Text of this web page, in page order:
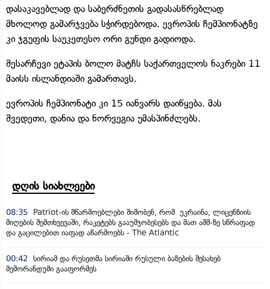
დასაკავებლად და საბერძნეთის გადასასწრებლად
მხოლოდ გამარჯვება სჭირდებოდა. ევროპის ჩემპიონატზე
კი ჯგუფის საუკეთესო ორი გუნდი გადიოდა.
შესარჩევი ეტაპის ბოლო მატჩს საქართველოს ნაკრები 11
მაისს ისლანდიაში გამართავს.
ევროპის ჩემპიონატი კი 15 იანვარს დაიწყება. მას
შვედეთი, დანია და ნორვეგია უმასპინძლებს.
დღის სიახლეები
08:35
Patriot-ის მწარმოებლები შიშობენ, რომ უკრაინა, ლიცენზიის
მიღების შემთხვევაში, რაკეტებს გააუმჯობესებს და მათ აშშ-ზე სწრაფად
და გაცილებით იაფად აწარმოებს - The Atlantic
00:42
სირიამ და რუსეთმა სირიაში რუსული ბაზების შესახებ
მემორანდუმი გააფორმეს